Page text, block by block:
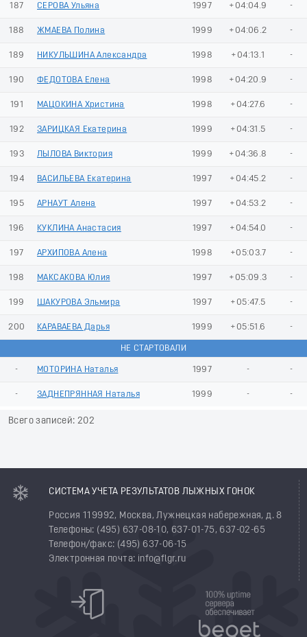
187 СЕРОВА Ульяна 1997 +04:04.9 -
188 ЖМАЕВА Полина 1999 +04:06.2 -
189 НИКУЛЬШИНА Александра 1998 +04:13.1 -
190 ФЕДОТОВА Елена 1998 +04:20.9 -
191 МАЦОКИНА Христина 1998 +04:27.6 -
192 ЗАРИЦКАЯ Екатерина 1999 +04:31.5 -
193 ЛЫЛОВА Виктория 1999 +04:36.8 -
194 ВАСИЛЬЕВА Екатерина 1997 +04:45.2 -
195 АРНАУТ Алена 1997 +04:53.2 -
196 КУКЛИНА Анастасия 1997 +04:54.0 -
197 АРХИПОВА Алена 1998 +05:03.7 -
198 МАКСАКОВА Юлия 1997 +05:09.3 -
199 ШАКУРОВА Эльмира 1997 +05:47.5 -
200 КАРАВАЕВА Дарья 1999 +05:51.6 -
НЕ СТАРТОВАЛИ
- МОТОРИНА Наталья 1997 - -
- ЗАДНЕПРЯННАЯ Наталья 1999 - -
Всего записей: 202
СИСТЕМА УЧЕТА РЕЗУЛЬТАТОВ ЛЫЖНЫХ ГОНОК
Россия 119992, Москва, Лужнецкая набережная, д. 8
Телефоны: (495) 637-08-10, 637-01-75, 637-02-65
Телефон/факс: (495) 637-06-15
Электронная почта: info@flgr.ru